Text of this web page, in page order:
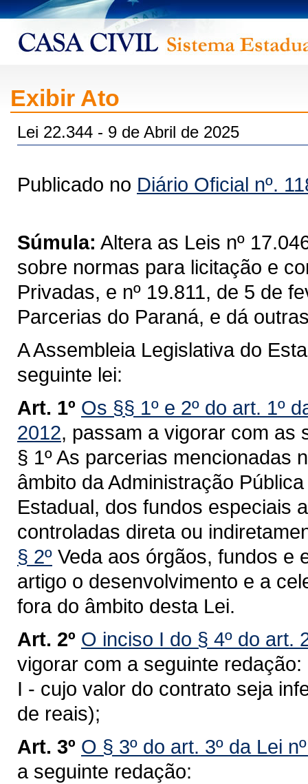
Exibir Ato
Lei 22.344 - 9 de Abril de 2025
Publicado no Diário Oficial nº.
Súmula: Altera as Leis nº
sobre normas para licitação e
Privadas, e nº 19.811, de 5 de
Parcerias do Paraná, e dá
A Assembleia Legislativa do
seguinte lei:
Art. 1º Os §§ 1º e 2º do art. 1º
2012, passam a vigorar com as
§ 1º As parcerias mencionadas
âmbito da Administração
Estadual, dos fundos especiais
controladas direta ou
§ 2º Veda aos órgãos, fundos e
artigo o desenvolvimento e a
fora do âmbito desta Lei.
Art. 2º O inciso I do § 4º do art.
vigorar com a seguinte redação:
I - cujo valor do contrato seja
de reais);
Art. 3º O § 3º do art. 3º da Lei
a seguinte redação: